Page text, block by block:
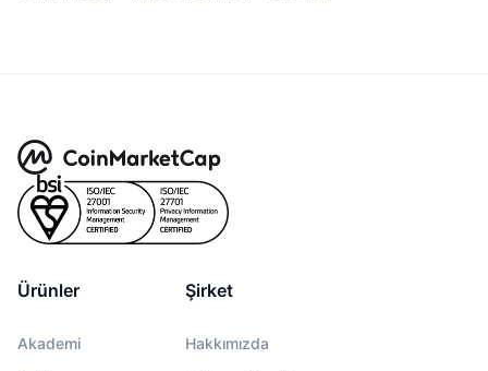
Ürünler
Akademi
Şirket
Hakkımızda